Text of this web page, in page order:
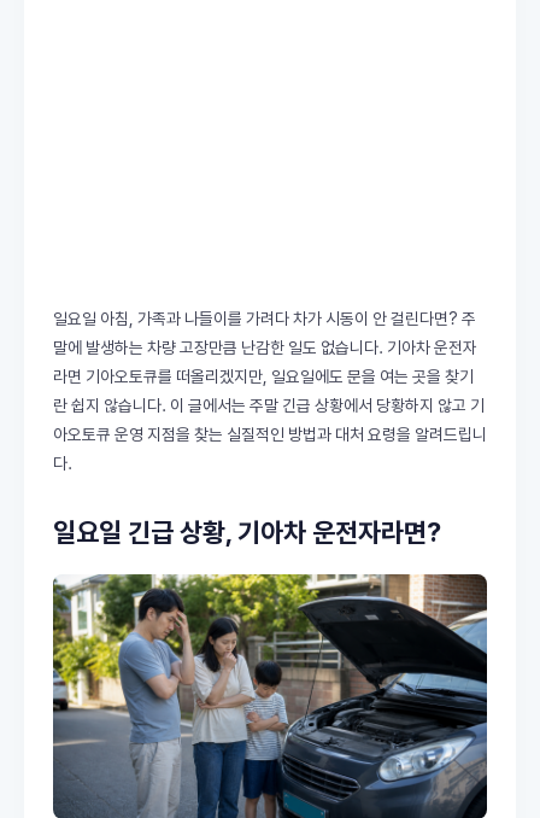
일요일 아침, 가족과 나들이를 가려다 차가 시동이 안 걸린다면? 주
말에 발생하는 차량 고장만큼 난감한 일도 없습니다. 기아차 운전자
라면 기아오토큐를 떠올리겠지만, 일요일에도 문을 여는 곳을 찾기
란 쉽지 않습니다. 이 글에서는 주말 긴급 상황에서 당황하지 않고 기
아오토큐 운영 지점을 찾는 실질적인 방법과 대처 요령을 알려드립니
다.
일요일 긴급 상황, 기아차 운전자라면?